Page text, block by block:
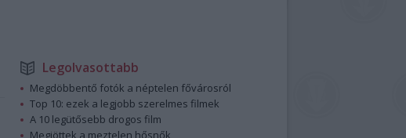
Legolvasottabb
Megdöbbentő fotók a néptelen fővárosról
Top 10: ezek a legjobb szerelmes filmek
A 10 legütősebb drogos film
Megjöttek a meztelen hősnők